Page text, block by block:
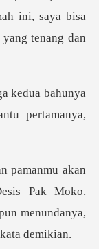
bahunya
Pak Moko.